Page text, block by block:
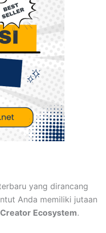
yang dirancang
Anda memiliki jutaan
Ecosystem.